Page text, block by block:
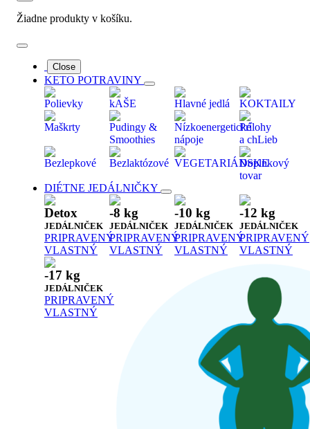
Žiadne produkty v košíku.
Close
KETO POTRAVINY
Polievky
kAŠE Hlavné jedlá
KOKTAILY
Maškrty
Pudingy &
Smoothies
Nízkoenergetické
nápoje
Prílohy
a chLieb
Bezlepkové
Bezlaktózové VEGETARIÁNSKE
Doplnkový
tovar
DIÉTNE JEDÁLNIČKY
Detox
JEDÁLNIČEK
PRIPRAVENÝ
VLASTNÝ
-8 kg
JEDÁLNIČEK
PRIPRAVENÝ
VLASTNÝ
-10 kg
JEDÁLNIČEK
PRIPRAVENÝ
VLASTNÝ
-12 kg
JEDÁLNIČEK
PRIPRAVENÝ
VLASTNÝ
-17 kg
JEDÁLNIČEK
PRIPRAVENÝ
VLASTNÝ